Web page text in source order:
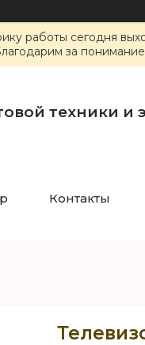
работы сегодня
за
техники и
Контакты